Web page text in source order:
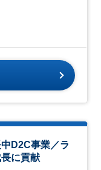
D2C事業／ラ
に貢献